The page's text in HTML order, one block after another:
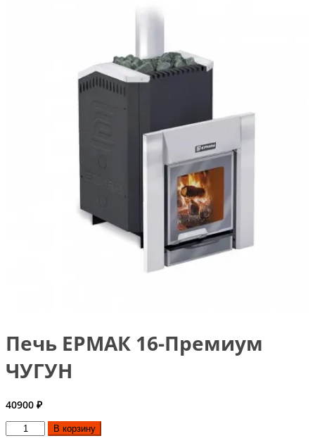
Печь ЕРМАК 16-Премиум
ЧУГУН
40900 ₽
Количество
товара
В корзину